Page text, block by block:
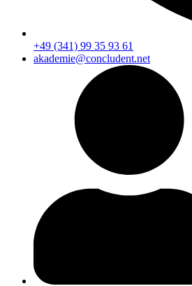
+49 (341) 99 35 93 61
akademie@concludent.net